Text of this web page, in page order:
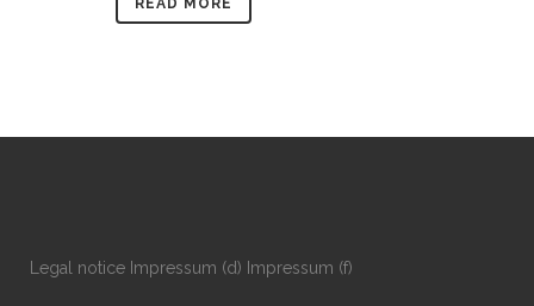
READ MORE
Legal notice Impressum (d) Impressum (f)